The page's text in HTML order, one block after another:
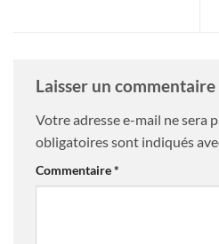
Laisser un commentaire
Votre adresse e-mail ne sera
obligatoires sont indiqués
Commentaire*